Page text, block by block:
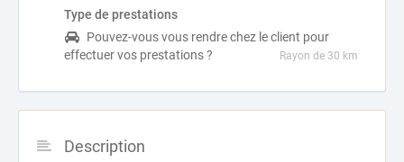
Type de prestations
Pouvez-vous vous rendre chez le client pour
effectuer vos prestations ?
Rayon de 30 km
Description